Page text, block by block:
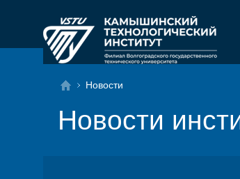
Новости
Новости